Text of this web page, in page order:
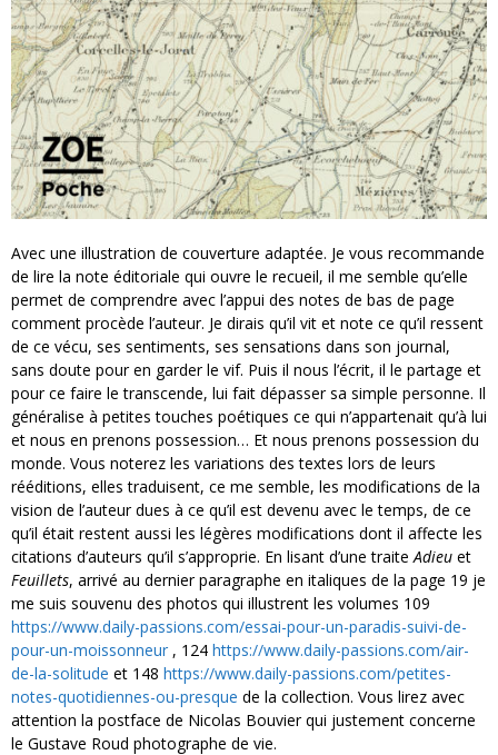
Avec une illustration de couverture adaptée. Je vous recommande
de lire la note éditoriale qui ouvre le recueil, il me semble qu’elle
permet de comprendre avec l’appui des notes de bas de page
comment procède l’auteur. Je dirais qu’il vit et note ce qu’il ressent
de ce vécu, ses sentiments, ses sensations dans son journal,
sans doute pour en garder le vif. Puis il nous l’écrit, il le partage et
pour ce faire le transcende, lui fait dépasser sa simple personne. Il
généralise à petites touches poétiques ce qui n’appartenait qu’à lui
et nous en prenons possession… Et nous prenons possession du
monde. Vous noterez les variations des textes lors de leurs
rééditions, elles traduisent, ce me semble, les modifications de la
vision de l’auteur dues à ce qu’il est devenu avec le temps, de ce
qu’il était restent aussi les légères modifications dont il affecte les
citations d’auteurs qu’il s’approprie. En lisant d’une traite Adieu et
Feuillets, arrivé au dernier paragraphe en italiques de la page 19 je
me suis souvenu des photos qui illustrent les volumes 109
https://www.daily-passions.com/essai-pour-un-paradis-suivi-de-
pour-un-moissonneur , 124 https://www.daily-passions.com/air-
de-la-solitude et 148 https://www.daily-passions.com/petites-
notes-quotidiennes-ou-presque de la collection. Vous lirez avec
attention la postface de Nicolas Bouvier qui justement concerne
le Gustave Roud photographe de vie.